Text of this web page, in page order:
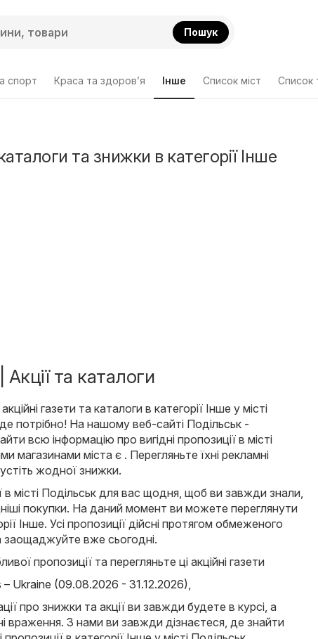
Пошук
спорт Краса та здоров’я Інше Cписок міст Список
та знижки в категорії Інше
та каталоги
газети та каталоги в категорії Інше у місті
потрібно! На нашому веб-сайті Подільськ -
всю інформацію про вигідні пропозиції в місті
магазинами міста є . Перегляньте їхні рекламні
жодної знижки.
в місті Подільськ для вас щодня, щоб ви завжди знали,
покупки. На даний момент ви можете переглянути
Інше. Усі пропозиції дійсні протягом обмеженого
заощаджуйте вже сьогодні.
пропозиції та перегляньте ці акційні газети
Ukraine (09.08.2026 - 31.12.2026),
про знижки та акції ви завжди будете в курсі, а
враження. З нами ви завжди дізнаєтеся, де знайти